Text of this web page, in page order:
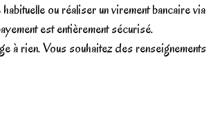
ou réaliser un virement bancaire via
est entièrement sécurisé.
à rien. Vous souhaitez des renseignements